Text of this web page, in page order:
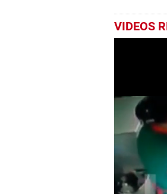
VIDEOS